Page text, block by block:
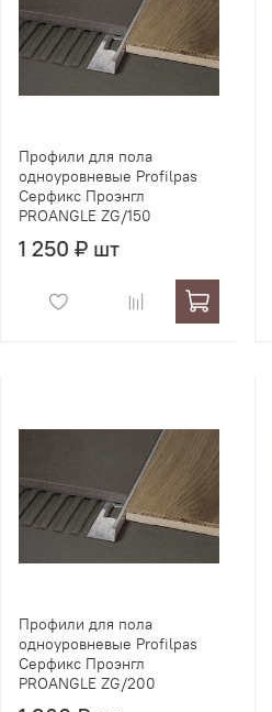
Профили для пола
одноуровневые Profilpas
Серфикс Проэнгл
PROANGLE ZG/150
1 250 ₽ шт
Профили для пола
одноуровневые Profilpas
Серфикс Проэнгл
PROANGLE ZG/200